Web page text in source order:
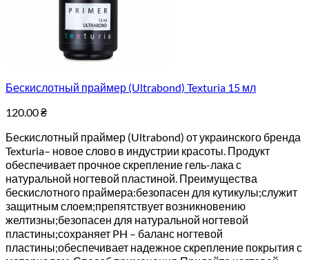
Бескислотный праймер (Ultrabond) Texturia 15 мл
120.00₴
Беcкислотный праймер (Ultrabond) от украинского бренда
Texturia– новое слово в индустрии красоты. Продукт
обеспечивает прочное скрепление гель-лака с
натуральной ногтевой пластиной. Преимущества
бескислотного праймера:безопасен для кутикулы;служит
защитным слоем;препятствует возникновению
желтизны;безопасен для натуральной ногтевой
пластины;сохраняет PH – баланс ногтевой
пластины;обеспечивает надежное скрепление покрытия с